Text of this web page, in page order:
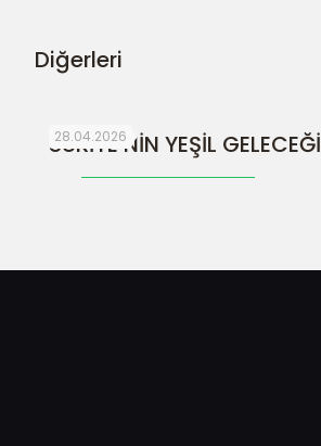
Diğerleri
28.04.2026
SURİYE’NİN YEŞİL GELECEĞİ